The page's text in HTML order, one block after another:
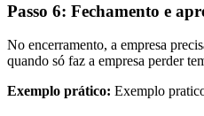
Passo 6: Fechamento e
No encerramento, a empresa
quando só faz a empresa perder
Exemplo prático: Exemplo